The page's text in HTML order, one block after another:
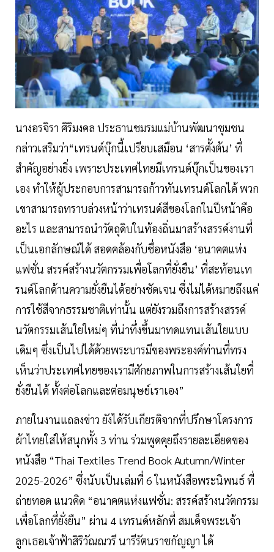
นางอรจิรา ศิริมงคล ประธานชมรมแม่บ้านพัฒนาชุมชน
กล่าวเสริมว่า“เทรนด์บุ๊กนี้เปรียบเสมือน ‘สารตั้งต้น’ ที่
สำคัญอย่างยิ่ง เพราะประเทศไทยมีเทรนด์บุ๊กเป็นของเรา
เอง ทำให้ผู้ประกอบการสามารถก้าวทันเทรนด์โลกได้ พวก
เขาสามารถทราบล่วงหน้าว่าเทรนด์สีของโลกในปีหน้าคือ
อะไร และสามารถนำวัตถุดิบในท้องถิ่นมาสร้างสรรค์งานที่
เป็นเอกลักษณ์ได้ สอดคล้องกับชื่อหนังสือ ‘อนาคตแห่ง
แฟชั่น สรรค์สร้างนวัตกรรมเพื่อโลกที่ยั่งยืน’ ที่สะท้อนเท
รนด์โลกด้านความยั่งยืนได้อย่างชัดเจน ซึ่งไม่ได้หมายถึงแค่
การใช้สีจากธรรมชาติเท่านั้น แต่ยังรวมถึงการสร้างสรรค์
นวัตกรรมเส้นใยใหม่ๆ ที่น่าทึ่งขึ้นมาทดแทนเส้นใยแบบ
เดิมๆ ซึ่งเป็นไปได้ด้วยพระบารมีของพระองค์ท่านที่ทรง
เห็นว่าประเทศไทยของเรามีศักยภาพในการสร้างเส้นใยที่
ยั่งยืนได้ ทั้งต่อโลกและต่อมนุษย์เราเอง”
ภายในงานแถลงข่าว ยังได้รับเกียรติจากที่ปรึกษาโครงการ
ผ้าไทยใส่ให้สนุกทั้ง 3 ท่าน ร่วมพูดคุยถึงรายละเอียดของ
หนังสือ “Thai Textiles Trend Book Autumn/Winter
2025-2026” ซึ่งนับเป็นเล่มที่ 6 ในหนังสือพระนิพนธ์ ที่
ถ่ายทอด แนวคิด “อนาคตแห่งแฟชั่น: สรรค์สร้างนวัตกรรม
เพื่อโลกที่ยั่งยืน” ผ่าน 4 เทรนด์หลักที่ สมเด็จพระเจ้า
ลูกเธอเจ้าฟ้าสิริวัณณวรี นารีรัตนราชกัญญา ได้